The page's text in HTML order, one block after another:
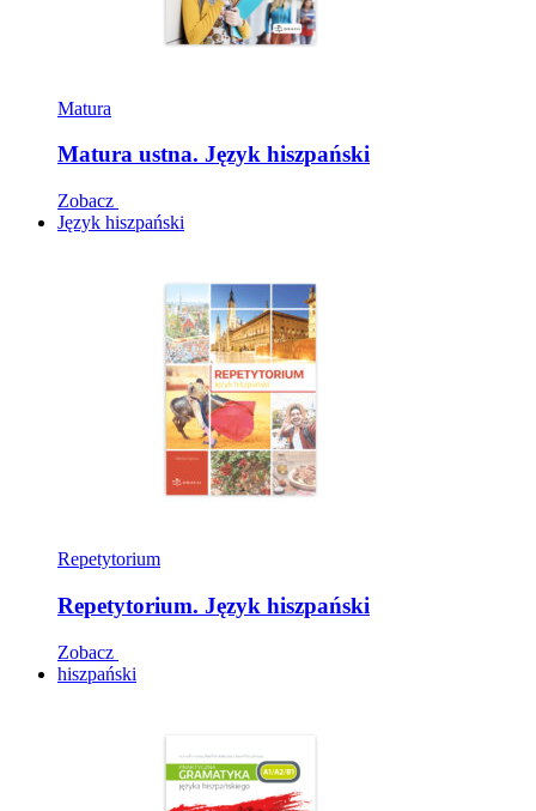
Matura
Matura ustna. Język hiszpański
Zobacz
Język hiszpański
Repetytorium
Repetytorium. Język hiszpański
Zobacz
hiszpański